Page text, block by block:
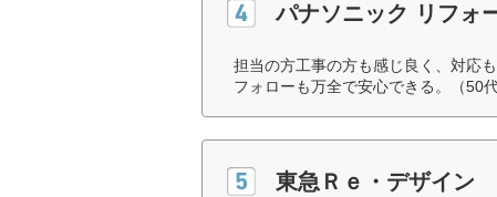
パナソニック リフォ
担当の方工事の方も感じ良く、対応
フォローも万全で安心できる。（50代
東急Ｒｅ・デザイン